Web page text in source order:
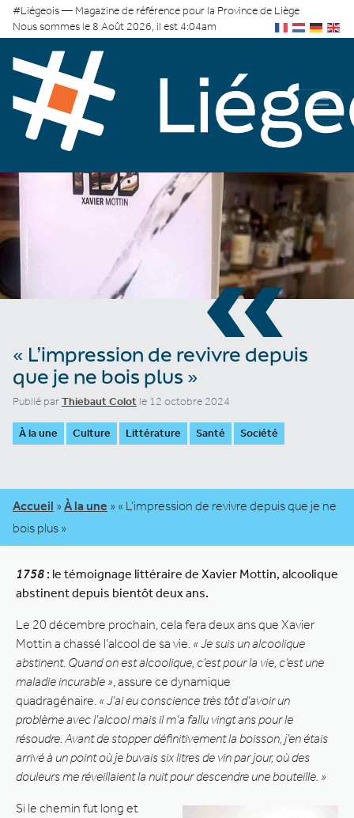
#Liégeois — Magazine de référence pour la Province de Liège
Nous sommes le 8 Août 2026, il est 4:04am
«
« L’impression de revivre depuis
que je ne bois plus »
Publié parThiebaut Colot le 12 octobre 2024
À la une Culture Littérature Santé Société
Accueil » À la une » « L’impression de revivre depuis que je ne
bois plus »
1758 : le témoignage littéraire de Xavier Mottin, alcoolique
abstinent depuis bientôt deux ans.
Le 20 décembre prochain, cela fera deux ans que Xavier
Mottin a chassé l’alcool de sa vie. « Je suis un alcoolique
abstinent. Quand on est alcoolique, c’est pour la vie, c’est une
maladie incurable » , assure ce dynamique
quadragénaire. « J’ai eu conscience très tôt d’avoir un
problème avec l’alcool mais il m’a fallu vingt ans pour le
résoudre. Avant de stopper définitivement la boisson, j’en étais
arrivé à un point où je buvais six litres de vin par jour, où des
douleurs me réveillaient la nuit pour descendre une bouteille. »
Si le chemin fut long et